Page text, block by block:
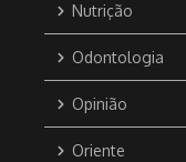
Nutrição
Odontologia
Opinião
Oriente